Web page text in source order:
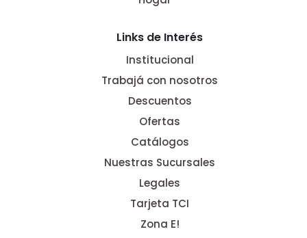
Links de Interés
Institucional
Trabajá con nosotros
Descuentos
Ofertas
Catálogos
Nuestras Sucursales
Legales
Tarjeta TCI
Zona E!